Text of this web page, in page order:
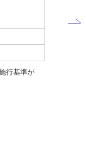
行基準が